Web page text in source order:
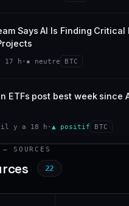
Says AI Is Finding Critical
h · ▪ neutre BTC
ETFs post best week since
il y a 18 h · ▲ positif BTC
SOURCES
22